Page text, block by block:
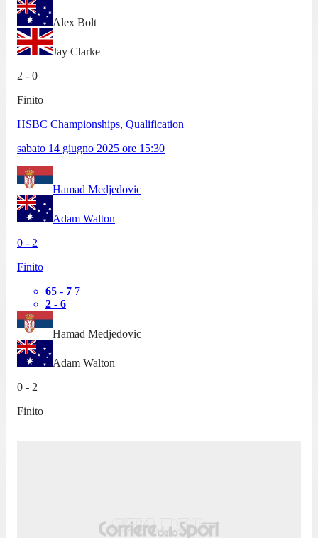
Alex Bolt
Jay Clarke
2 - 0
Finito
HSBC Championships, Qualification
sabato 14 giugno 2025 ore 15:30
Hamad Medjedovic
Adam Walton
0 - 2
Finito
65 - 7 7
2 - 6
Hamad Medjedovic
Adam Walton
0 - 2
Finito